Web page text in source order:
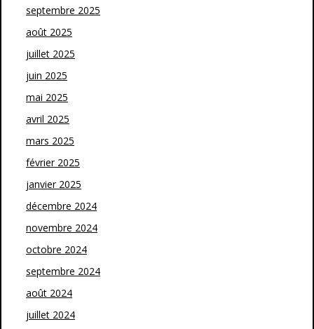
septembre 2025
août 2025
juillet 2025
juin 2025
mai 2025
avril 2025
mars 2025
février 2025
janvier 2025
décembre 2024
novembre 2024
octobre 2024
septembre 2024
août 2024
juillet 2024